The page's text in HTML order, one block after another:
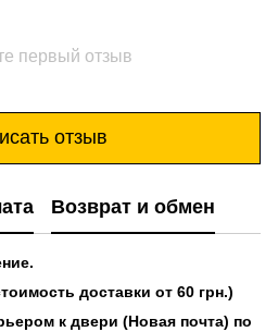
первый отзыв
отзыв
Возврат и обмен
доставки от 60 грн.)
к двери (Новая почта) по